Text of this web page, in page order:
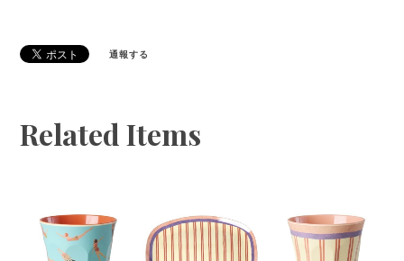
通報する
Related Items